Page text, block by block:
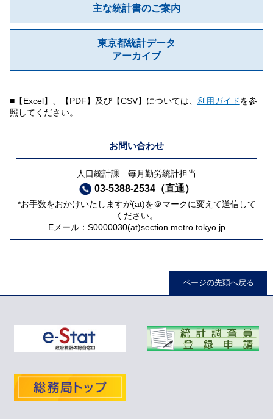
主な統計書のご案内
東京都統計データ
アーカイブ
■【Excel】、【PDF】及び【CSV】については、 利用ガイドを参
照してください。
お問い合わせ
人口統計課 毎月勤労統計担当
03-5388-2534（直通）
*お手数をおかけいたしますが(at)を＠マークに変えて送信して
ください。
Eメール： S0000030(at)section.metro.tokyo.jp
ページの先頭へ戻る